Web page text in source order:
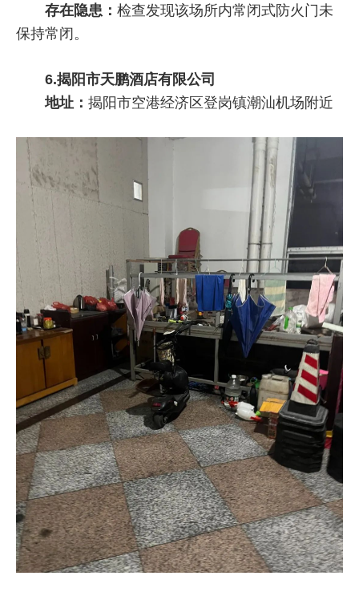
存在隐患： 检查发现该场所内常闭式防火门未
保持常闭。
6.揭阳市天鹏酒店有限公司
地址： 揭阳市空港经济区登岗镇潮汕机场附近